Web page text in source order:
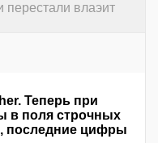
перестали влаэит
Теперь при
в поля строчных
последние цифры